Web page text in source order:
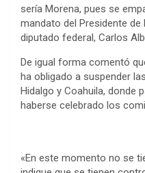
o
k
er p
p
n
k
sería Morena, pues se
mandato del Presidente de
diputado federal, Carlos
De igual forma comentó
ha obligado a suspender
Hidalgo y Coahuila, donde
haberse celebrado los
«En este momento no se